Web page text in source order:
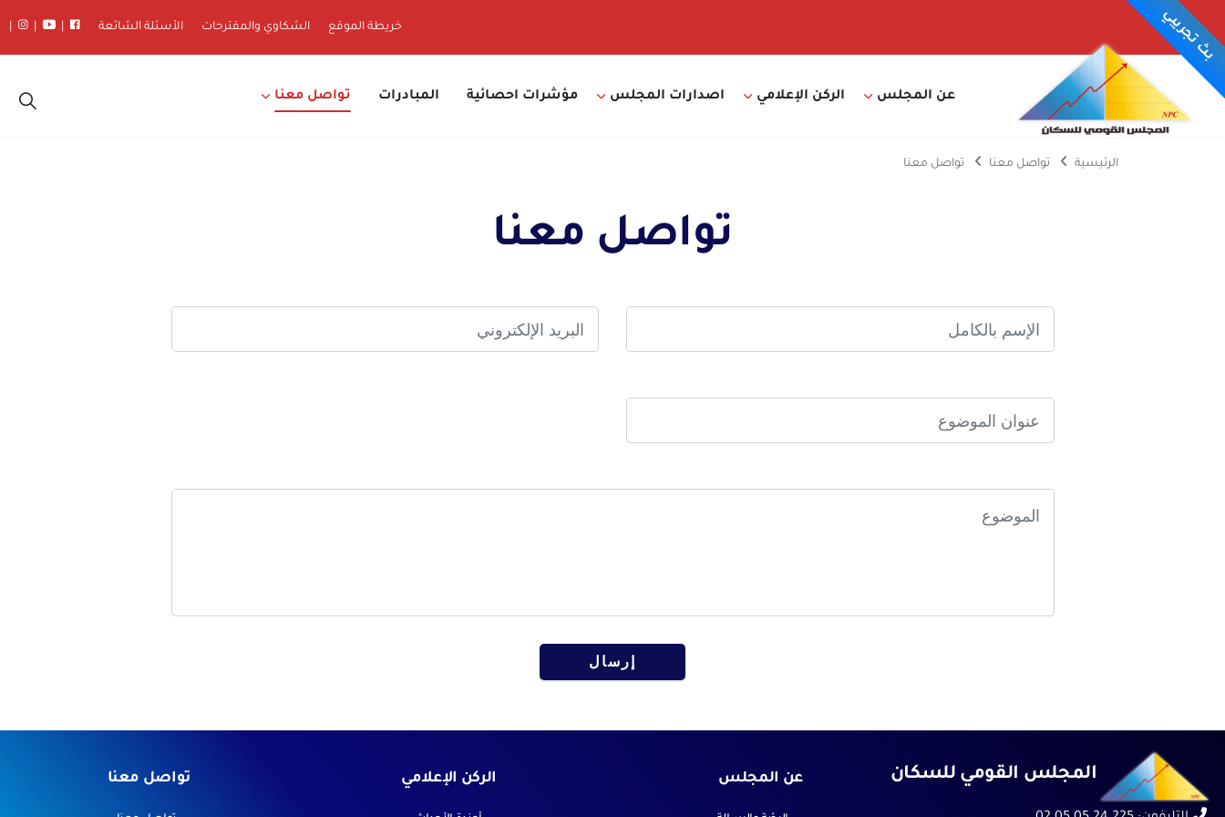
عن المجلس الركن الإعلامي اصدارات المجلس مؤشرات احصائية المبادرات تواصل معنا
بث تجريبي خريطة الموقع الشكاوي والمقترحات الأسئلة الشائعة
الرئيسية تواصل معنا تواصل معنا
تواصل معنا
إرسال
المجلس القومي للسكان عن المجلس الركن الإعلامي تواصل معنا